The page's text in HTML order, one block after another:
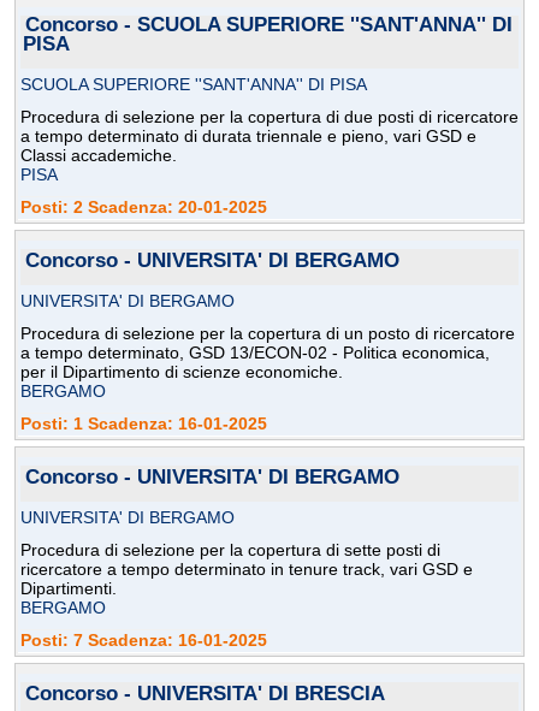
Concorso - SCUOLA SUPERIORE ''SANT'ANNA'' DI
PISA
SCUOLA SUPERIORE ''SANT'ANNA'' DI PISA
Procedura di selezione per la copertura di due posti di ricercatore
a tempo determinato di durata triennale e pieno, vari GSD e
Classi accademiche.
PISA
Posti: 2 Scadenza: 20-01-2025
Concorso - UNIVERSITA' DI BERGAMO
UNIVERSITA' DI BERGAMO
Procedura di selezione per la copertura di un posto di ricercatore
a tempo determinato, GSD 13/ECON-02 - Politica economica,
per il Dipartimento di scienze economiche.
BERGAMO
Posti: 1 Scadenza: 16-01-2025
Concorso - UNIVERSITA' DI BERGAMO
UNIVERSITA' DI BERGAMO
Procedura di selezione per la copertura di sette posti di
ricercatore a tempo determinato in tenure track, vari GSD e
Dipartimenti.
BERGAMO
Posti: 7 Scadenza: 16-01-2025
Concorso - UNIVERSITA' DI BRESCIA